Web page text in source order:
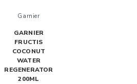
Garnier
GARNIER
FRUCTIS
COCONUT
WATER
REGENERATOR
200ML